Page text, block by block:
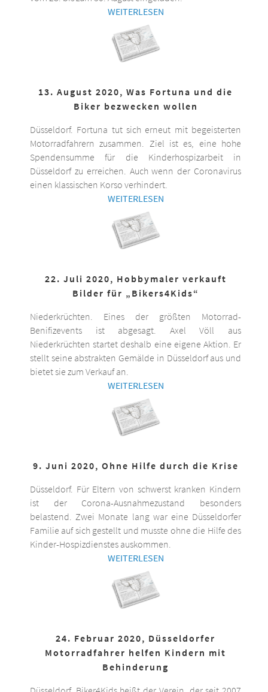
WEITERLESEN
13. August 2020, Was Fortuna und die
Biker bezwecken wollen
Düsseldorf. Fortuna tut sich erneut mit begeisterten
Motorradfahrern zusammen. Ziel ist es, eine hohe
Spendensumme für die Kinderhospizarbeit in
Düsseldorf zu erreichen. Auch wenn der Coronavirus
einen klassischen Korso verhindert.
WEITERLESEN
22. Juli 2020, Hobbymaler verkauft
Bilder für „Bikers4Kids“
Niederkrüchten. Eines der größten Motorrad-
Benifizevents ist abgesagt. Axel Völl aus
Niederkrüchten startet deshalb eine eigene Aktion. Er
stellt seine abstrakten Gemälde in Düsseldorf aus und
bietet sie zum Verkauf an.
WEITERLESEN
9. Juni 2020, Ohne Hilfe durch die Krise
Düsseldorf. Für Eltern von schwerst kranken Kindern
ist der Corona-Ausnahmezustand besonders
belastend. Zwei Monate lang war eine Düsseldorfer
Familie auf sich gestellt und musste ohne die Hilfe des
Kinder-Hospizdienstes auskommen.
WEITERLESEN
24. Februar 2020, Düsseldorfer
Motorradfahrer helfen Kindern mit
Behinderung